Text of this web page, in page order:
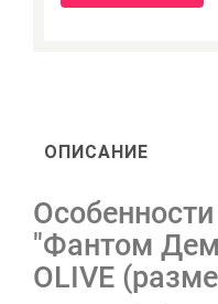
ОПИСАНИЕ
"Фантом
OLIVE